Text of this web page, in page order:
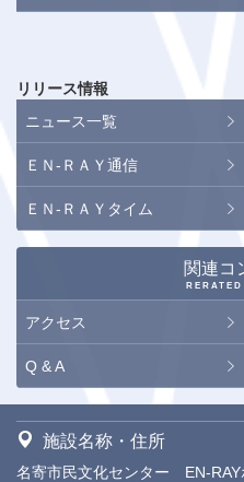
リリース情報
ニュース一覧
ＥＮ-ＲＡＹ通信
ＥＮ-ＲＡＹタイム
関連コ
アクセス
Q & A
施設名称・住所
名寄市民文化センター EN-RAY